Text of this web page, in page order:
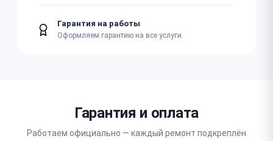
Гарантия на работы
Оформляем гарантию на все услуги.
Гарантия и оплата
Работаем официально — каждый ремонт подкреплён